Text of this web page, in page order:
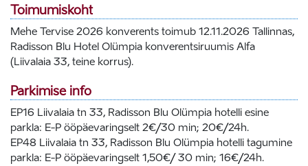
Toimumiskoht
Mehe Tervise 2026 konverents toimub 12.11.2026 Tallinnas,
Radisson Blu Hotel Olümpia konverentsiruumis Alfa
(Liivalaia 33, teine korrus).
Parkimise info
EP16 Liivalaia tn 33, Radisson Blu Olümpia hotelli esine
parkla: E-P ööpäevaringselt 2€/30 min; 20€/24h.
EP48 Liivalaia tn 33, Radisson Blu Olümpia hotelli tagumine
parkla: E-P ööpäevaringselt 1,50€/ 30 min; 16€/24h.